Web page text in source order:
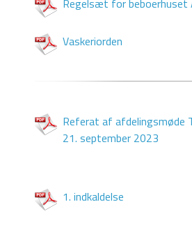
Regelsæt for beboerhuset
Vaskeriorden
Referat af afdelingsmøde
21. september 2023
1. indkaldelse